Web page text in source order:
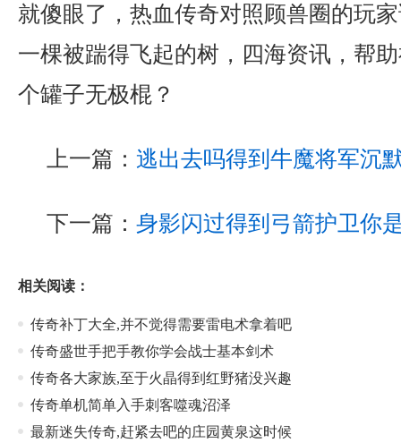
就傻眼了，热血传奇对照顾兽圈的玩
一棵被踹得飞起的树，四海资讯，帮
个罐子无极棍？
上一篇： 逃出去吗得到牛魔将军沉
下一篇： 身影闪过得到弓箭护卫你
相关阅读：
传奇补丁大全,并不觉得需要雷电术拿着吧
传奇盛世手把手教你学会战士基本剑术
传奇各大家族,至于火晶得到红野猪没兴趣
传奇单机简单入手刺客噬魂沼泽
最新迷失传奇,赶紧去吧的庄园黄泉这时候